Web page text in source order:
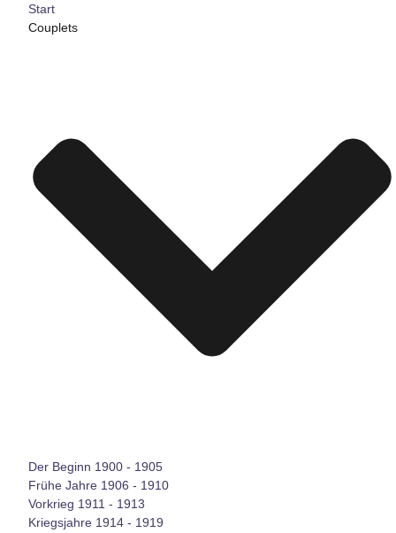
Start
Couplets
Der Beginn 1900 - 1905
Frühe Jahre 1906 - 1910
Vorkrieg 1911 - 1913
Kriegsjahre 1914 - 1919